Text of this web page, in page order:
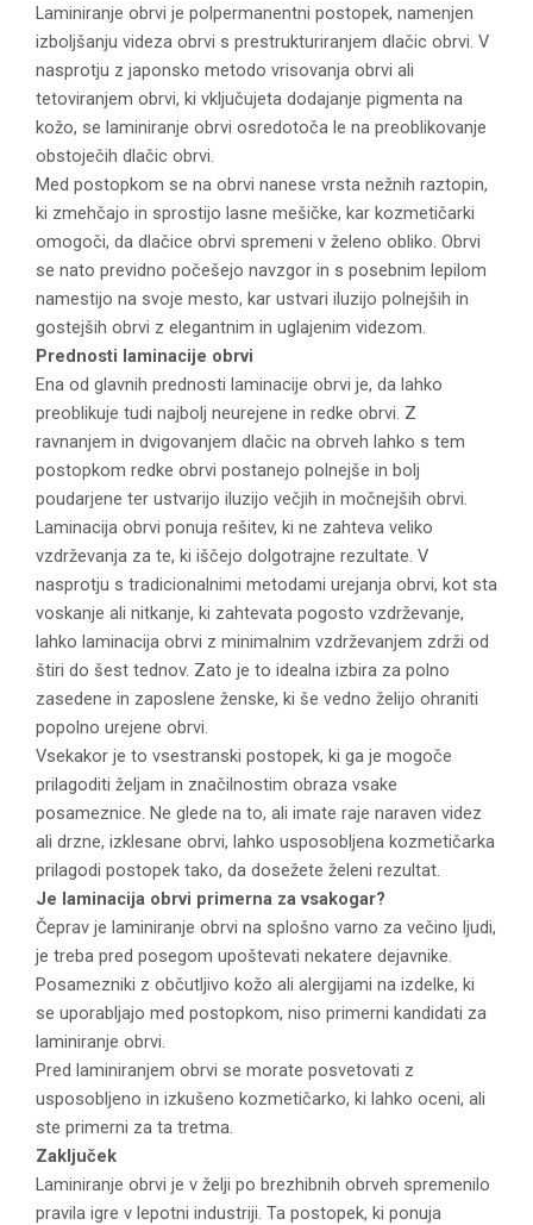
Laminiranje obrvi je polpermanentni postopek, namenjen
izboljšanju videza obrvi s prestrukturiranjem dlačic obrvi. V
nasprotju z japonsko metodo vrisovanja obrvi ali
tetoviranjem obrvi, ki vključujeta dodajanje pigmenta na
kožo, se laminiranje obrvi osredotoča le na preoblikovanje
obstoječih dlačic obrvi.
Med postopkom se na obrvi nanese vrsta nežnih raztopin,
ki zmehčajo in sprostijo lasne mešičke, kar kozmetičarki
omogoči, da dlačice obrvi spremeni v želeno obliko. Obrvi
se nato previdno počešejo navzgor in s posebnim lepilom
namestijo na svoje mesto, kar ustvari iluzijo polnejših in
gostejših obrvi z elegantnim in uglajenim videzom.
Prednosti laminacije obrvi
Ena od glavnih prednosti laminacije obrvi je, da lahko
preoblikuje tudi najbolj neurejene in redke obrvi. Z
ravnanjem in dvigovanjem dlačic na obrveh lahko s tem
postopkom redke obrvi postanejo polnejše in bolj
poudarjene ter ustvarijo iluzijo večjih in močnejših obrvi.
Laminacija obrvi ponuja rešitev, ki ne zahteva veliko
vzdrževanja za te, ki iščejo dolgotrajne rezultate. V
nasprotju s tradicionalnimi metodami urejanja obrvi, kot sta
voskanje ali nitkanje, ki zahtevata pogosto vzdrževanje,
lahko laminacija obrvi z minimalnim vzdrževanjem zdrži od
štiri do šest tednov. Zato je to idealna izbira za polno
zasedene in zaposlene ženske, ki še vedno želijo ohraniti
popolno urejene obrvi.
Vsekakor je to vsestranski postopek, ki ga je mogoče
prilagoditi željam in značilnostim obraza vsake
posameznice. Ne glede na to, ali imate raje naraven videz
ali drzne, izklesane obrvi, lahko usposobljena kozmetičarka
prilagodi postopek tako, da dosežete želeni rezultat.
Je laminacija obrvi primerna za vsakogar?
Čeprav je laminiranje obrvi na splošno varno za večino ljudi,
je treba pred posegom upoštevati nekatere dejavnike.
Posamezniki z občutljivo kožo ali alergijami na izdelke, ki
se uporabljajo med postopkom, niso primerni kandidati za
laminiranje obrvi.
Pred laminiranjem obrvi se morate posvetovati z
usposobljeno in izkušeno kozmetičarko, ki lahko oceni, ali
ste primerni za ta tretma.
Zaključek
Laminiranje obrvi je v želji po brezhibnih obrveh spremenilo
pravila igre v lepotni industriji. Ta postopek, ki ponuja